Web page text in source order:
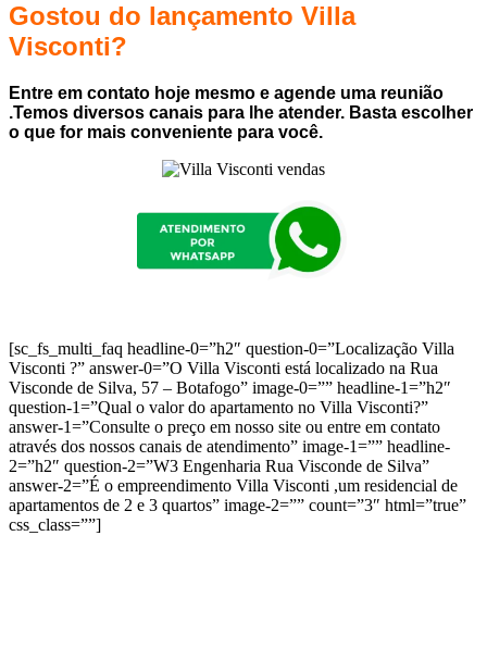
Gostou do lançamento Villa
Visconti?
Entre em contato hoje mesmo e agende uma reunião
.Temos diversos canais para lhe atender. Basta escolher
o que for mais conveniente para você.
[sc_fs_multi_faq headline-0=”h2″ question-0=”Localização Villa
Visconti ?” answer-0=”O Villa Visconti está localizado na Rua
Visconde de Silva, 57 – Botafogo” image-0=”” headline-1=”h2″
question-1=”Qual o valor do apartamento no Villa Visconti?”
answer-1=”Consulte o preço em nosso site ou entre em contato
através dos nossos canais de atendimento” image-1=”” headline-
2=”h2″ question-2=”W3 Engenharia Rua Visconde de Silva”
answer-2=”É o empreendimento Villa Visconti ,um residencial de
apartamentos de 2 e 3 quartos” image-2=”” count=”3″ html=”true”
css_class=””]